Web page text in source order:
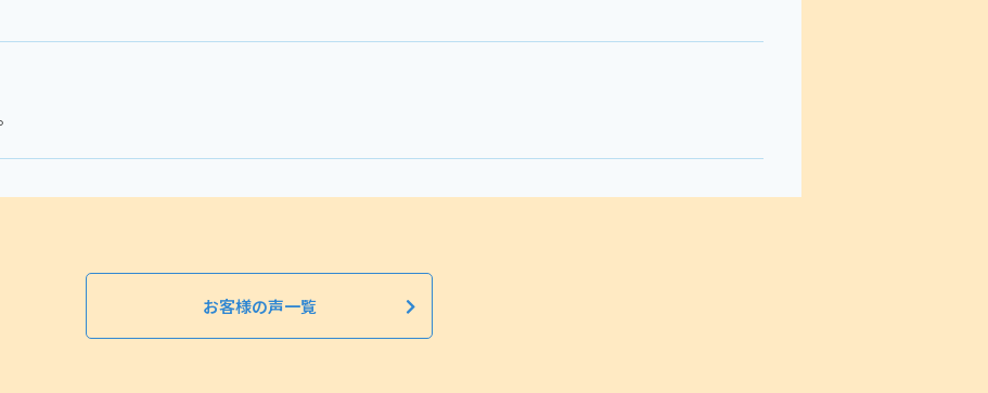
お客様の声一覧